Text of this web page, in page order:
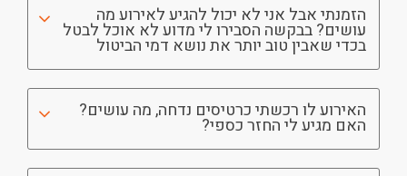
הזמנתי אבל אני לא יכול להגיע לאירוע מה
עושים? בבקשה הסבירו לי מדוע לא אוכל לבטל
בכדי שאבין טוב יותר את נושא דמי הביטול
האירוע לו רכשתי כרטיסים נדחה, מה עושים?
האם מגיע לי החזר כספי?